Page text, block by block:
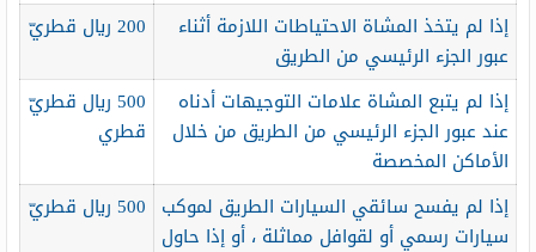
إذا لم يتخذ المشاة الاحتياطات اللازمة أثناء
عبور الجزء الرئيسي من الطريق
200 ريال قطريّ
إذا لم يتبع المشاة علامات التوجيهات أدناه
عند عبور الجزء الرئيسي من الطريق من خلال
الأماكن المخصصة
500 ريال قطريّ
قطري
إذا لم يفسح سائقي السيارات الطريق لموكب
سيارات رسمي أو لقوافل مماثلة ، أو إذا حاول
500 ريال قطريّ